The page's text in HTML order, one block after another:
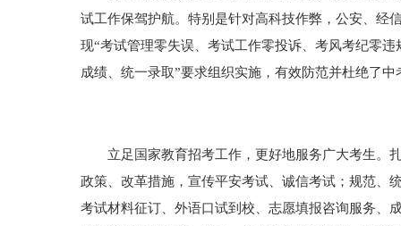
试工作保驾护航。特别是针对高科技作弊，公安、经
现“考试管理零失误、考试工作零投诉、考风考纪零
成绩、统一录取”要求组织实施，有效防范并杜绝了
立足国家教育招考工作，更好地服务广大考生。扎
政策、改革措施，宣传平安考试、诚信考试；规范、
考试材料征订、外语口试到校、志愿填报咨询服务、